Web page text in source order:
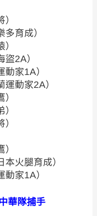
育成）
2A）
家1A）
動家2A）
火腿育成）
家1A）
華隊捕手